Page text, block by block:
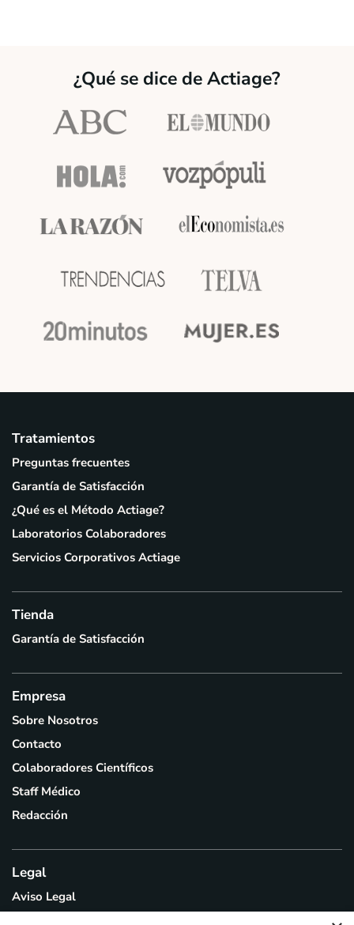
¿Qué se dice de Actiage?
Tratamientos
Preguntas frecuentes
Garantía de Satisfacción
¿Qué es el Método Actiage?
Laboratorios Colaboradores
Servicios Corporativos Actiage
Tienda
Garantía de Satisfacción
Empresa
Sobre Nosotros
Contacto
Colaboradores Científicos
Staff Médico
Redacción
Legal
Aviso Legal